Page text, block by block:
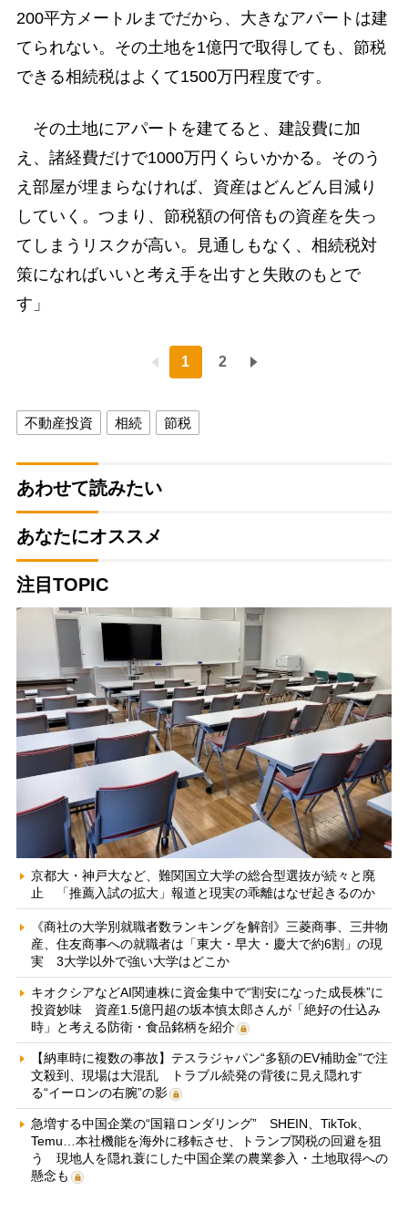
200平方メートルまでだから、大きなアパートは建
てられない。その土地を1億円で取得しても、節税
できる相続税はよくて1500万円程度です。
その土地にアパートを建てると、建設費に加
え、諸経費だけで1000万円くらいかかる。そのう
え部屋が埋まらなければ、資産はどんどん目減り
していく。つまり、節税額の何倍もの資産を失っ
てしまうリスクが高い。見通しもなく、相続税対
策になればいいと考え手を出すと失敗のもとで
す」
1 2
不動産投資 相続 節税
あわせて読みたい
あなたにオススメ
注目TOPIC
京都大・神戸大など、難関国立大学の総合型選抜が続々と廃
止 「推薦入試の拡大」報道と現実の乖離はなぜ起きるのか
《商社の大学別就職者数ランキングを解剖》三菱商事、三井物
産、住友商事への就職者は「東大・早大・慶大で約6割」の現
実 3大学以外で強い大学はどこか
キオクシアなどAI関連株に資金集中で“割安になった成長株”に
投資妙味 資産1.5億円超の坂本慎太郎さんが「絶好の仕込み
時」と考える防衛・食品銘柄を紹介
【納車時に複数の事故】テスラジャパン“多額のEV補助金”で注
文殺到、現場は大混乱 トラブル続発の背後に見え隠れす
る“イーロンの右腕”の影
急増する中国企業の“国籍ロンダリング” SHEIN、TikTok、
Temu…本社機能を海外に移転させ、トランプ関税の回避を狙
う 現地人を隠れ蓑にした中国企業の農業参入・土地取得への
懸念も